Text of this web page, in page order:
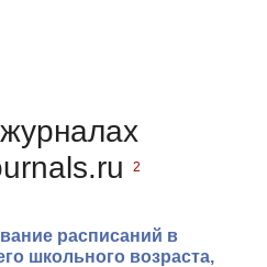
2
расписаний в
школьного возраста,